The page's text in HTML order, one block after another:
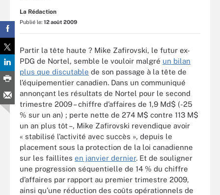
La Rédaction
Publié le: 12 août 2009
Partir la tête haute ? Mike Zafirovski, le futur ex-
PDG de Nortel, semble le vouloir malgré un bilan
plus que discutable de son passage à la tête de
l’équipementier canadien. Dans un communiqué
annonçant les résultats de Nortel pour le second
trimestre 2009 – chiffre d’affaires de 1,9 Md$ (-25
% sur un an) ; perte nette de 274 M$ contre 113 M$
un an plus tôt –, Mike Zafirovski revendique avoir
« stabilisé l’activité avec succès », depuis le
placement sous la protection de la loi canadienne
sur les faillites en janvier dernier. Et de souligner
une progression séquentielle de 14 % du chiffre
d’affaires par rapport au premier trimestre 2009,
ainsi qu’une réduction des coûts opérationnels de